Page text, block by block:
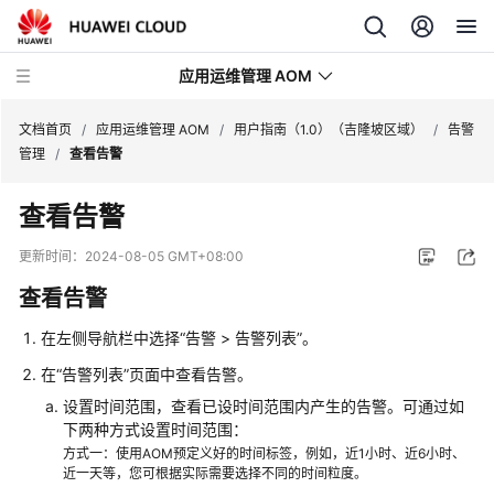
应用运维管理 AOM
最
新
动
品
介
文档首页 / 应用运维管理 AOM / 用户指南（1.0）（吉隆坡区域） / 告警
管理 / 查看告警
查看告警
更新时间： 2024-08-05 GMT+08:00
查看告警
在左侧导航栏中选择“告警 > 告警列表”。
在“告警列表”页面中查看告警。
设置时间范围，查看已设时间范围内产生的告警。可通过如
下两种方式设置时间范围：
方式一：使用AOM预定义好的时间标签，例如，近1小时、近6小时、
近一天等，您可根据实际需要选择不同的时间粒度。